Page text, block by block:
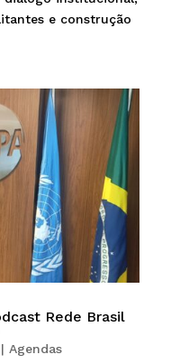
e construção
Rede Brasil
| Agendas